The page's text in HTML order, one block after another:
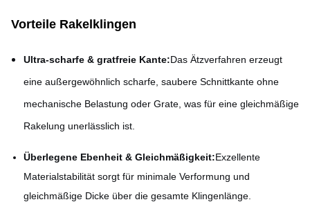
Vorteile Rakelklingen
Ultra-scharfe & gratfreie Kante:Das Ätzverfahren erzeugt
eine außergewöhnlich scharfe, saubere Schnittkante ohne
mechanische Belastung oder Grate, was für eine gleichmäßige
Rakelung unerlässlich ist.
Überlegene Ebenheit & Gleichmäßigkeit:Exzellente
Materialstabilität sorgt für minimale Verformung und
gleichmäßige Dicke über die gesamte Klingenlänge.